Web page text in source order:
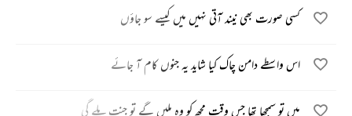
کسی صورت بھی نیند آتی نہیں میں کیسے سو جاؤں
اس واسطے دامن چاک کیا شاید یہ جنوں کام آ جائے
میں تو سمجھا تھا جس وقت مجھ کو وہ ملیں گے تو جنت ملے گی